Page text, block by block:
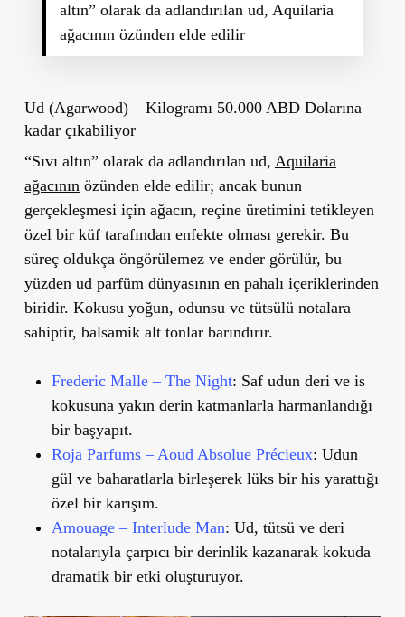
altın” olarak da adlandırılan ud, Aquilaria
ağacının özünden elde edilir
Ud (Agarwood) – Kilogramı 50.000 ABD Dolarına
kadar çıkabiliyor
“Sıvı altın” olarak da adlandırılan ud, Aquilaria
ağacının özünden elde edilir; ancak bunun
gerçekleşmesi için ağacın, reçine üretimini tetikleyen
özel bir küf tarafından enfekte olması gerekir. Bu
süreç oldukça öngörülemez ve ender görülür, bu
yüzden ud parfüm dünyasının en pahalı içeriklerinden
biridir. Kokusu yoğun, odunsu ve tütsülü notalara
sahiptir, balsamik alt tonlar barındırır.
Frederic Malle – The Night: Saf udun deri ve is
kokusuna yakın derin katmanlarla harmanlandığı
bir başyapıt.
Roja Parfums – Aoud Absolue Précieux: Udun
gül ve baharatlarla birleşerek lüks bir his yarattığı
özel bir karışım.
Amouage – Interlude Man: Ud, tütsü ve deri
notalarıyla çarpıcı bir derinlik kazanarak kokuda
dramatik bir etki oluşturuyor.